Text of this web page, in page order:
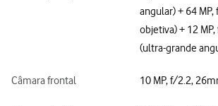
angular) + 64
objetiva) + 12
(ultra-grande
Câmara frontal 10 MP, f/2.2,